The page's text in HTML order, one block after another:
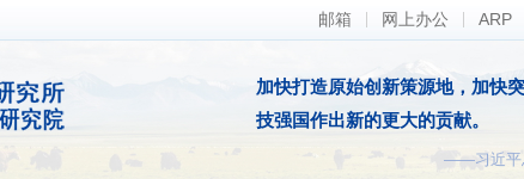
邮箱 网上办公 ARP
加快打造原始创新策源地，加快
技强国作出新的更大的贡献。
——习近平